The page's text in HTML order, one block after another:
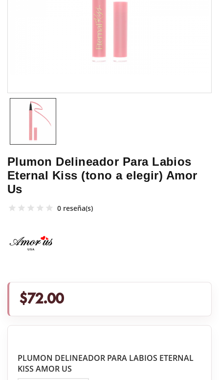
Plumon Delineador Para Labios
Eternal Kiss (tono a elegir) Amor
Us
0 reseña(s)
$72.00
PLUMON DELINEADOR PARA LABIOS ETERNAL
KISS AMOR US